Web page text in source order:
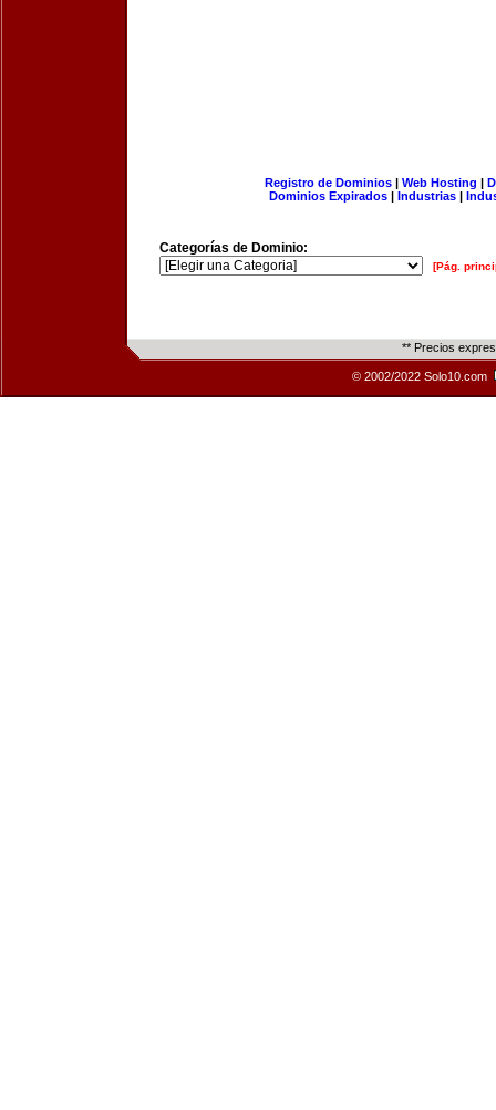
Registro de Dominios| Web Hosting |
Dominios Expirados | Industrias |
Categorías de Dominio:
[Pág.
** Precios
© 2002/2022 Solo10.com